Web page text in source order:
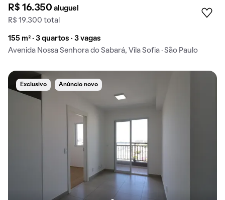
R$ 16.350aluguel
R$ 19.300 total
155 m² · 3 quartos · 3 vagas
Avenida Nossa Senhora do Sabará, Vila Sofia · São Paulo
Exclusivo Anúncio novo